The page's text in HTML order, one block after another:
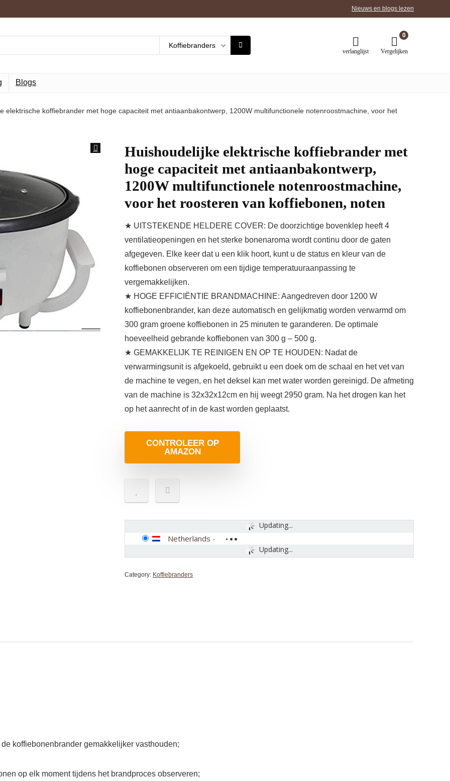
Nieuws en blogs lezen
Koffiebranders
verlanglijst
0
Vergelijken
Blogs
elektrische koffiebrander met hoge capaciteit met antiaanbakontwerp, 1200W multifunctionele notenroostmachine, voor het
Huishoudelijke elektrische koffiebrander met
hoge capaciteit met antiaanbakontwerp,
1200W multifunctionele notenroostmachine,
voor het roosteren van koffiebonen, noten
★ UITSTEKENDE HELDERE COVER: De doorzichtige bovenklep heeft 4
ventilatieopeningen en het sterke bonenaroma wordt continu door de gaten
afgegeven. Elke keer dat u een klik hoort, kunt u de status en kleur van de
koffiebonen observeren om een ​​tijdige temperatuuraanpassing te
vergemakkelijken.
★ HOGE EFFICIËNTIE BRANDMACHINE: Aangedreven door 1200 W
koffiebonenbrander, kan deze automatisch en gelijkmatig worden verwarmd om
300 gram groene koffiebonen in 25 minuten te garanderen. De optimale
hoeveelheid gebrande koffiebonen van 300 g – 500 g.
★ GEMAKKELIJK TE REINIGEN EN OP TE HOUDEN: Nadat de
verwarmingsunit is afgekoeld, gebruikt u een doek om de schaal en het vet van
de machine te vegen, en het deksel kan met water worden gereinigd. De afmeting
van de machine is 32x32x12cm en hij weegt 2950 gram. Na het drogen kan het
op het aanrecht of in de kast worden geplaatst.
CONTROLEER OP
AMAZON
Updating...
Updating...
Netherlands -
Category: Koffiebranders
koffiebonenbrander gemakkelijker vasthouden;
op elk moment tijdens het brandproces observeren;